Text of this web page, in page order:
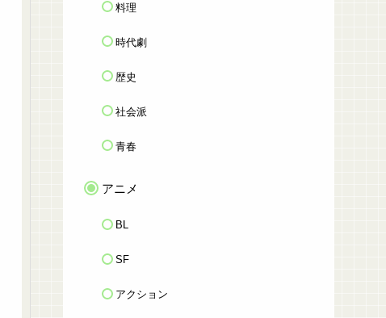
料理
時代劇
歴史
社会派
青春
アニメ
BL
SF
アクション